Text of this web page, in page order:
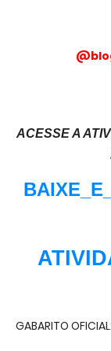
ACESSE A
GABARITO OFICIAL: